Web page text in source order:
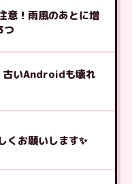
意！雨風のあとに増
つ
古いAndroidも壊れ
くお願いします✨